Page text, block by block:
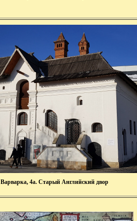
Варварка, 4а. Старый Английский двор